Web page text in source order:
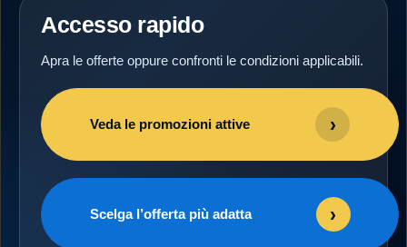
Accesso rapido
Apra le offerte oppure confronti le condizioni applicabili.
Veda le promozioni attive ›
Scelga l’offerta più adatta ›